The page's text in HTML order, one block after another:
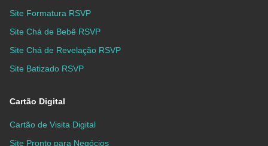
Site Formatura RSVP
Site Chá de Bebê RSVP
Site Chá de Revelação RSVP
Site Batizado RSVP
Cartão Digital
Cartão de Visita Digital
Site Pronto para Negócios